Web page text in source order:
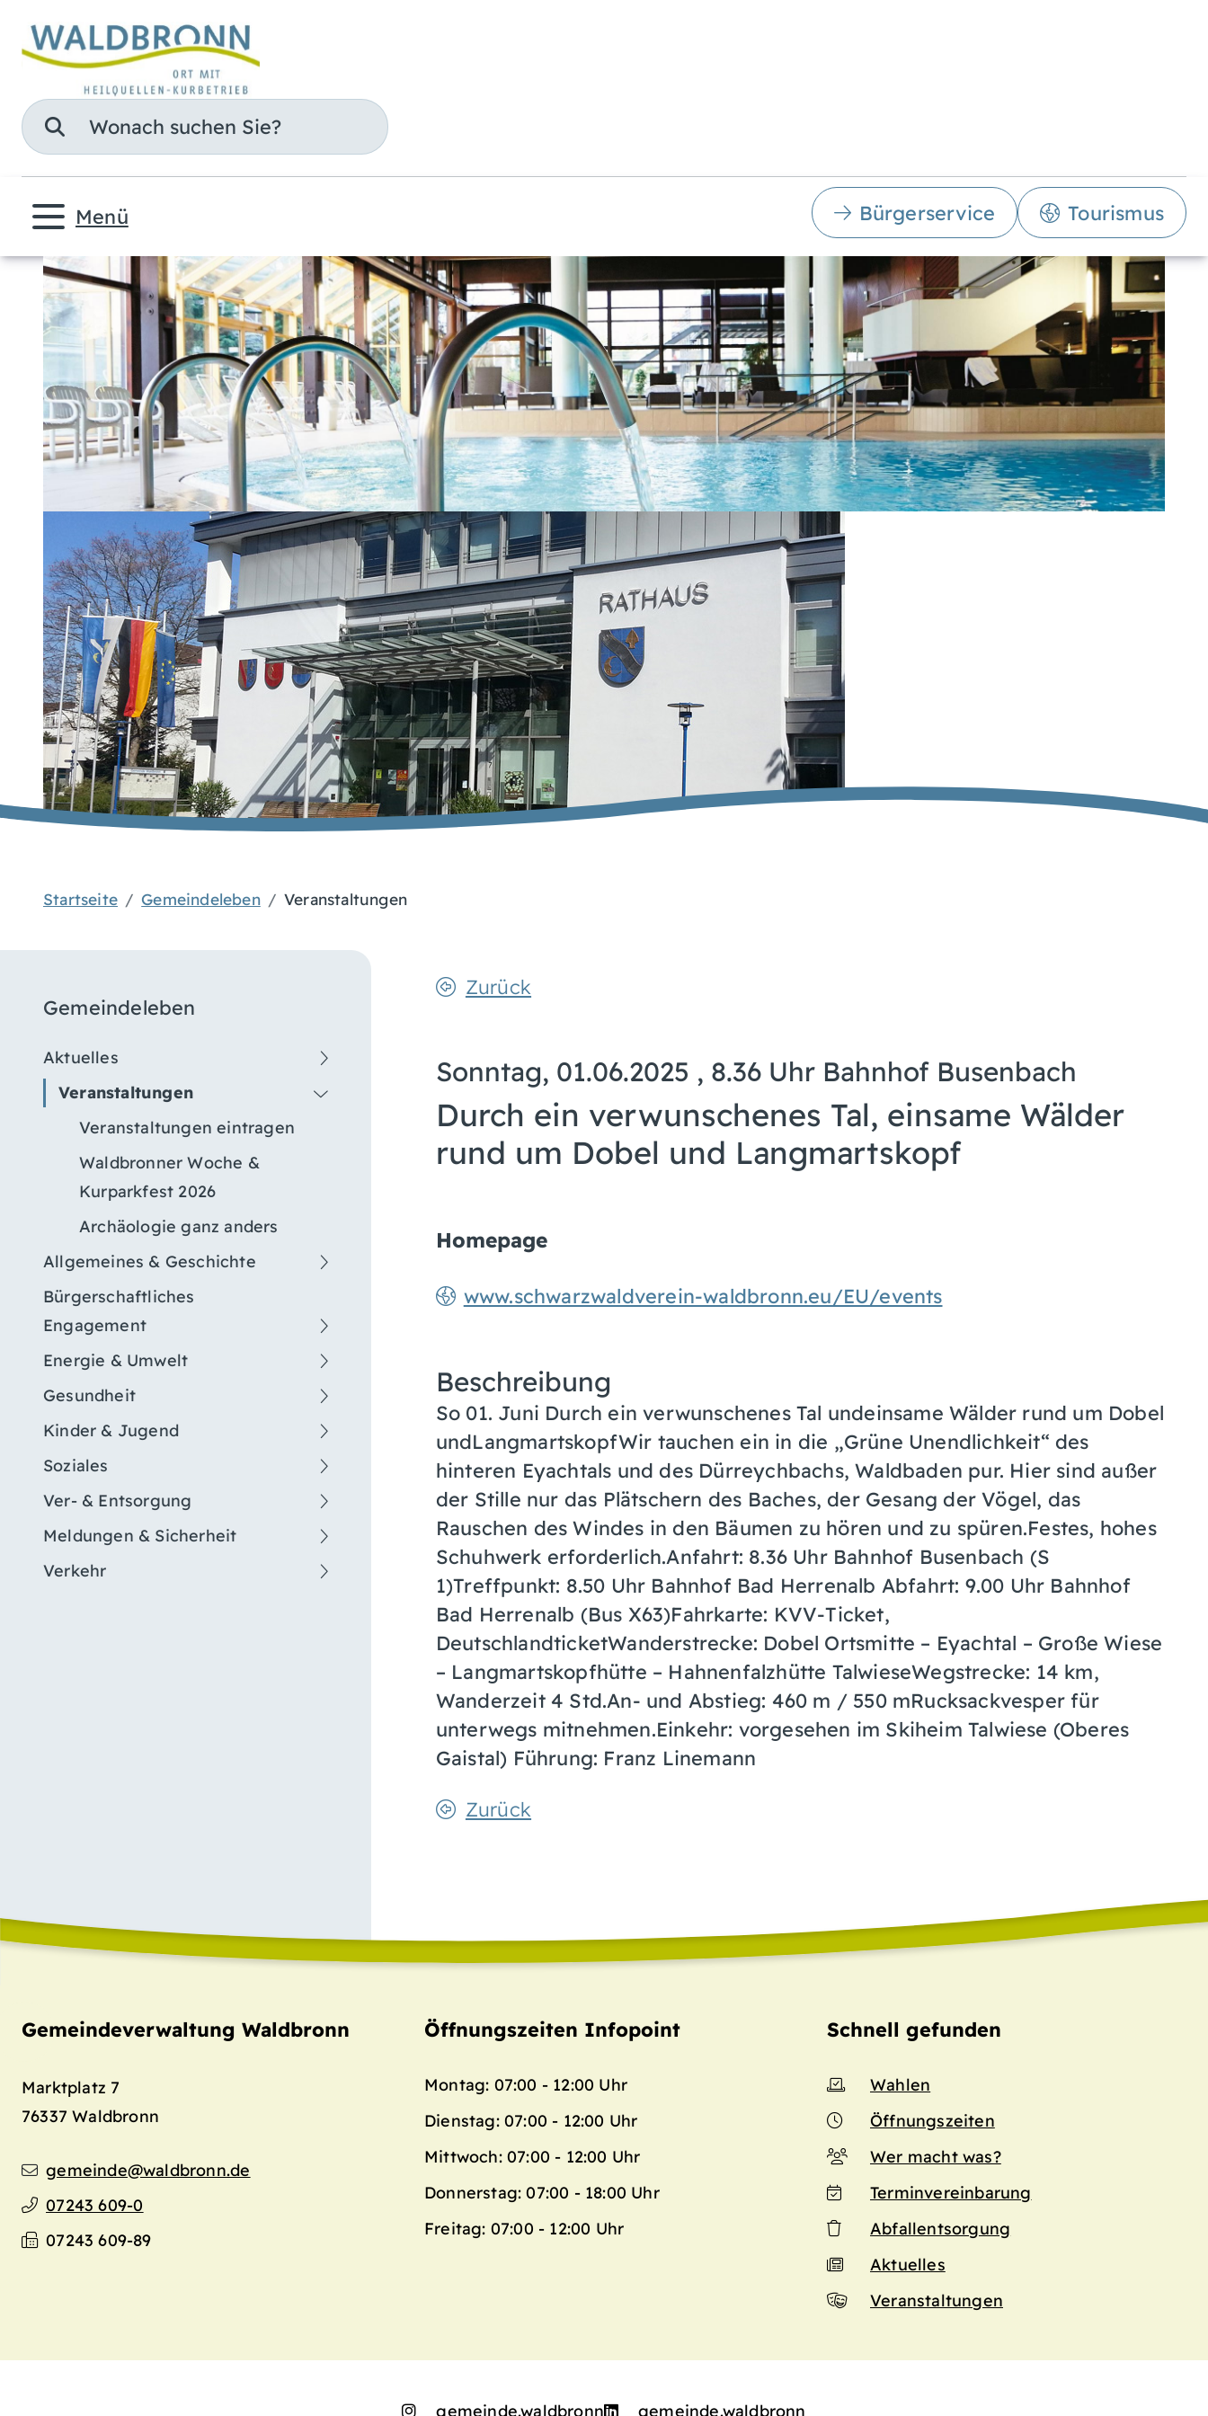
Suche
Menü Bürgerservice Tourismus
Startseite Gemeindeleben Veranstaltungen
Gemeindeleben
Aktuelles
Veranstaltungen
Veranstaltungen eintragen
Waldbronner Woche &
Kurparkfest 2026
Archäologie ganz anders
Allgemeines & Geschichte
Bürgerschaftliches
Engagement
Energie & Umwelt
Gesundheit
Kinder & Jugend
Soziales
Ver- & Entsorgung
Meldungen & Sicherheit
Verkehr
Zurück
Sonntag, 01.06.2025 , 8.36 Uhr Bahnhof Busenbach
Durch ein verwunschenes Tal, einsame Wälder
rund um Dobel und Langmartskopf
Homepage
www.schwarzwaldverein-waldbronn.eu/EU/events
Beschreibung
So 01. Juni Durch ein verwunschenes Tal undeinsame Wälder rund um Dobel
undLangmartskopfWir tauchen ein in die „Grüne Unendlichkeit“ des
hinteren Eyachtals und des Dürreychbachs, Waldbaden pur. Hier sind außer
der Stille nur das Plätschern des Baches, der Gesang der Vögel, das
Rauschen des Windes in den Bäumen zu hören und zu spüren.Festes, hohes
Schuhwerk erforderlich.Anfahrt: 8.36 Uhr Bahnhof Busenbach (S
1)Treffpunkt: 8.50 Uhr Bahnhof Bad Herrenalb Abfahrt: 9.00 Uhr Bahnhof
Bad Herrenalb (Bus X63)Fahrkarte: KVV-Ticket,
DeutschlandticketWanderstrecke: Dobel Ortsmitte – Eyachtal – Große Wiese
– Langmartskopfhütte – Hahnenfalzhütte TalwieseWegstrecke: 14 km,
Wanderzeit 4 Std.An- und Abstieg: 460 m / 550 mRucksackvesper für
unterwegs mitnehmen.Einkehr: vorgesehen im Skiheim Talwiese (Oberes
Gaistal) Führung: Franz Linemann
Zurück
Gemeindeverwaltung Waldbronn
Marktplatz 7
76337 Waldbronn
gemeinde@waldbronn.de
07243 609-0
07243 609-89
Öffnungszeiten Infopoint
Montag: 07:00 - 12:00 Uhr
Dienstag: 07:00 - 12:00 Uhr
Mittwoch: 07:00 - 12:00 Uhr
Donnerstag: 07:00 - 18:00 Uhr
Freitag: 07:00 - 12:00 Uhr
Schnell gefunden
Wahlen
Öffnungszeiten
Wer macht was?
Terminvereinbarung
Abfallentsorgung
Aktuelles
Veranstaltungen
gemeinde.waldbronn gemeinde.waldbronn